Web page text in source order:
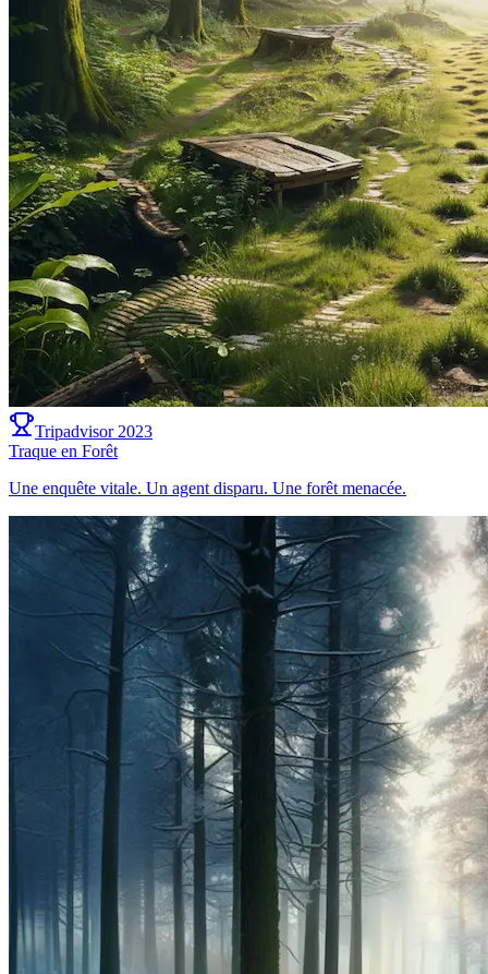
Tripadvisor 2023
Traque en Forêt
Une enquête vitale. Un agent disparu. Une forêt menacée.